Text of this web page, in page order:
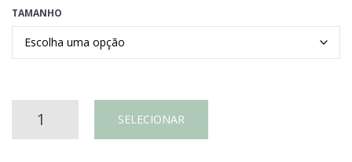
TAMANHO
Fruteira SELECIONAR